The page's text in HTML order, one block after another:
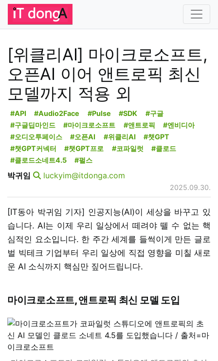
[위클리AI] 마이크로소프트,
오픈AI 이어 앤트로픽 최신
모델까지 적용 외
#API #Audio2Face #Pulse #SDK
#구글
#구글딥마인드
#마이크로소프트 #앤트로픽
#엔비디아
#오디오투페이스
#오픈AI #위클리AI
#챗GPT
#챗GPT커넥터
#챗GPT프로 #코파일럿
#클로드
#클로드소네트4.5
#펄스
박귀임 luckyim@itdonga.com
2025.09.30.
[IT동아 박귀임 기자] 인공지능(AI)이 세상을 바꾸고 있
습니다. AI는 이제 우리 일상에서 떼려야 뗄 수 없는 핵
심적인 요소입니다. 한 주간 세계를 들썩이게 만든 글로
벌 빅테크 기업부터 우리 일상에 직접 영향을 미칠 새로
운 AI 소식까지 핵심만 짚어드립니다.
마이크로소프트, 앤트로픽 최신 모델 도입